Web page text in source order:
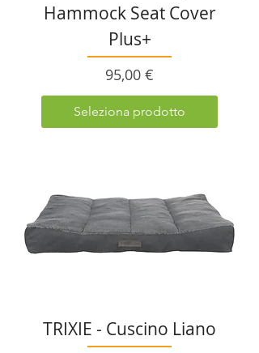
Hammock Seat Cover
Plus+
Prezzo
95,00 €
Seleziona prodotto
TRIXIE - Cuscino Liano